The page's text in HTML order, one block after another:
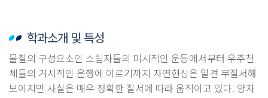
학과소개 및 특성
물질의 구성요소인 소립자들의 미시적인 운동에서부터 우주천
체들의 거시적인 운행에 이르기까지 자연현상은 일견 무질서해
보이지만 사실은 매우 정확한 질서에 따라 움직이고 있다. 양자